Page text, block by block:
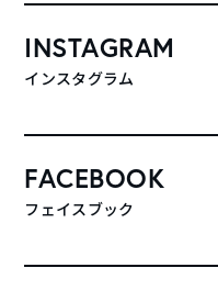
INSTAGRAM
インスタグラム
FACEBOOK
フェイスブック